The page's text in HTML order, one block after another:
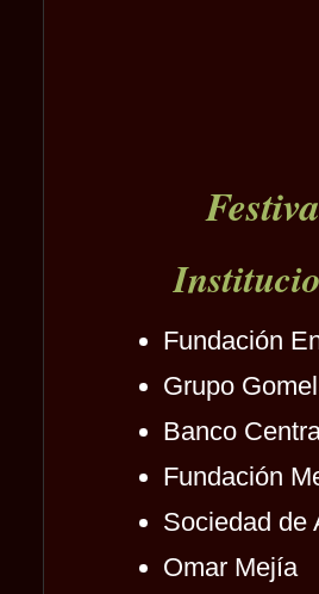
Fundación
Grupo
Banco
Fundación
Sociedad de
Omar Mejía